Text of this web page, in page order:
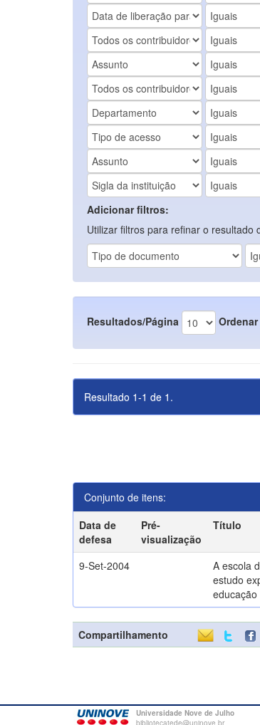
Adicionar filtros:
Utilizar filtros para refinar o resultado
Resultados/Página
Resultado 1-1 de 1.
Conjunto de itens:
Data de
defesa
Pré-
visualização
Título
9-Set-2004
A escola
estudo
Compartilhamento
Universidade Nove de Julho
bibliotecatede@uninove.br